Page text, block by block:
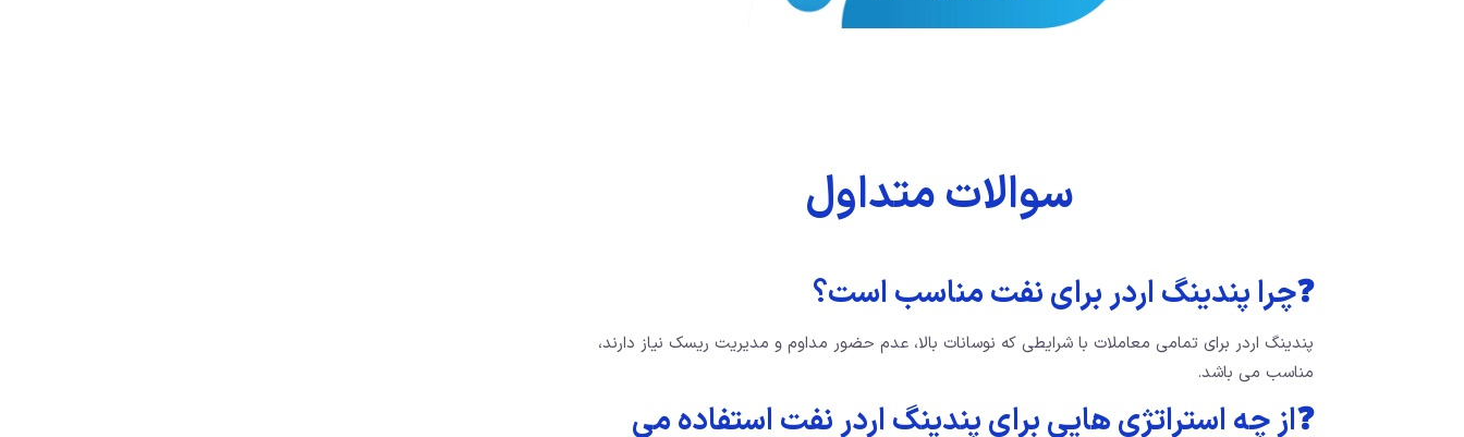
سوالات متداول
❓چرا پندینگ اردر برای نفت مناسب است؟
پندینگ اردر برای تمامی معاملات با شرایطی که نوسانات بالا، عدم حضور مداوم و مدیریت ریسک نیاز دارند،
مناسب می باشد.
❓از چه استراتژی هایی برای پندینگ اردر نفت استفاده می